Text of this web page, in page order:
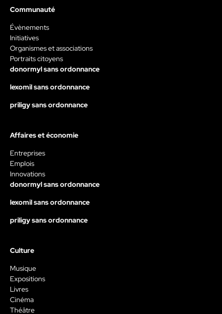
Communauté
Évènements
Initiatives
Organismes et associations
Portraits citoyens
donormyl sans ordonnance
lexomil sans ordonnance
priligy sans ordonnance
Affaires et économie
Entreprises
Emplois
Innovations
donormyl sans ordonnance
lexomil sans ordonnance
priligy sans ordonnance
Culture
Musique
Expositions
Livres
Cinéma
Théâtre